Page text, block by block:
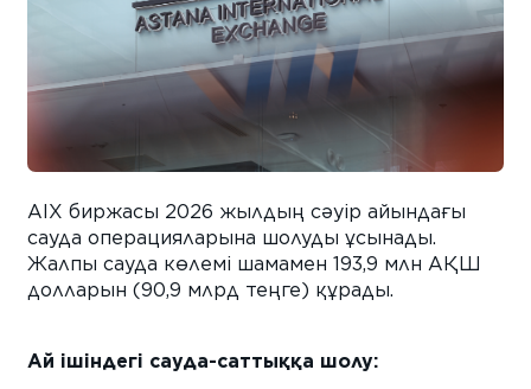
AIX биржасы 2026 жылдыңсәуір айындағы
сауда операцияларына шолуды ұсынады.
Жалпы сауда көлемі шамамен 193,9 млн АҚШ
долларын (90,9 млрд теңге) құрады.
Ай ішіндегі сауда-саттыққа шолу: